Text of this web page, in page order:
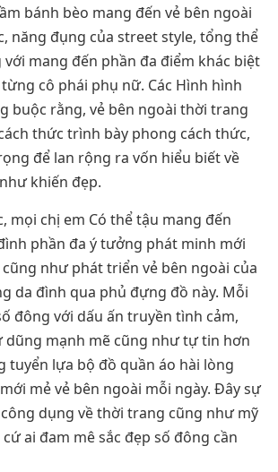
bánh bèo mang đến vẻ bên ngoài
năng đụng của street style, tổng thể
mang đến phần đa điểm khác biệt
cô phái phụ nữ. Các Hình hình
buộc rằng, vẻ bên ngoài thời trang
thức trình bày phong cách thức,
để lan rộng ra vốn hiểu biết về
khiến đẹp.
mọi chị em Có thể tậu mang đến
phần đa ý tưởng phát minh mới
như phát triển vẻ bên ngoài của
da đình qua phủ đựng đồ này. Mỗi
đông với dấu ấn truyền tình cảm,
dũng mạnh mẽ cũng như tự tin hơn
tuyển lựa bộ đồ quần áo hài lòng
mẻ vẻ bên ngoài mỗi ngày. Đây sự
dụng về thời trang cũng như mỹ
ai đam mê sắc đẹp số đông cần